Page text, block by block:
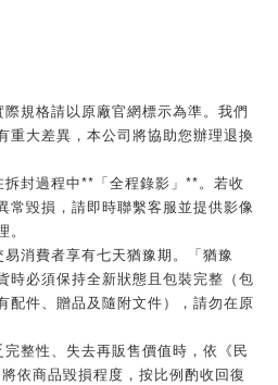
規格請以原廠官網標示為準。我們
重大差異，本公司將協助您辦理退換
封過程中**「全程錄影」**。若收
常毀損，請即時聯繫客服並提供影像
消費者享有七天猶豫期。「猶豫
時必須保持全新狀態且包裝完整（包
配件、贈品及隨附文件），請勿在原
整性、失去再販售價值時，依《民
依商品毀損程度，按比例酌收回復